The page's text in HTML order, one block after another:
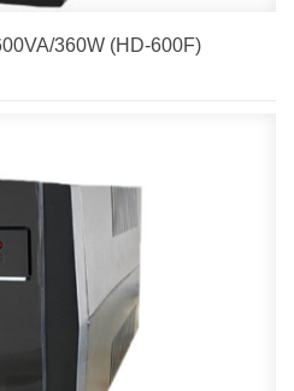
360W (HD-600F)